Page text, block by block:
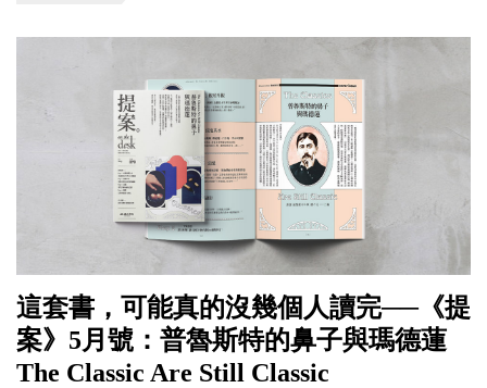
這套書，可能真的沒幾個人讀完──《提
案》5月號：普魯斯特的鼻子與瑪德蓮
The Classic Are Still Classic